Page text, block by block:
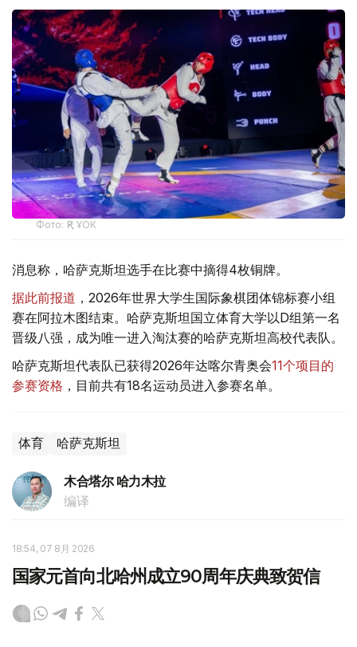
Фото: ҚР ҰОК
消息称，哈萨克斯坦选手在比赛中摘得4枚铜牌。
据此前报道 ，2026年世界大学生国际象棋团体锦标赛小组
赛在阿拉木图结束。哈萨克斯坦国立体育大学以D组第一名
晋级八强，成为唯一进入淘汰赛的哈萨克斯坦高校代表队。
哈萨克斯坦代表队已获得2026年达喀尔青奥会11个项目的
参赛资格 ，目前共有18名运动员进入参赛名单。
体育 哈萨克斯坦
木合塔尔 哈力木拉
编译
18:54, 07 8月 2026
国家元首向北哈州成立90周年庆典致贺信